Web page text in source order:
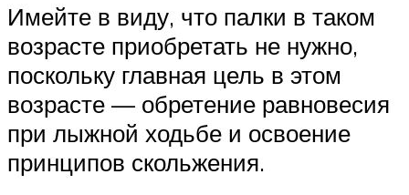
Имейте в виду, что палки в таком
возрасте приобретать не нужно,
поскольку главная цель в этом
возрасте — обретение равновесия
при лыжной ходьбе и освоение
принципов скольжения.